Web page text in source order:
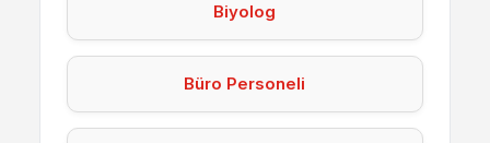
Biyolog
Büro Personeli